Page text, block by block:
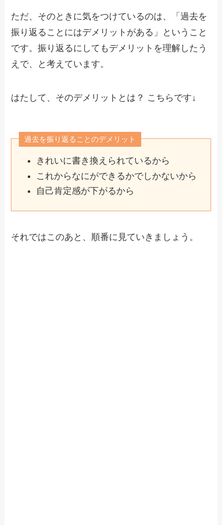
ただ、そのときに気をつけているのは、「過去を
振り返ることにはデメリットがある」ということ
です。振り返るにしてもデメリットを理解したう
えで、と考えています。
はたして、そのデメリットとは？ こちらです↓
過去を振り返ることのデメリット
きれいに書き換えられているから
これからなにができるかでしかないから
自己肯定感が下がるから
それではこのあと、順番に見ていきましょう。